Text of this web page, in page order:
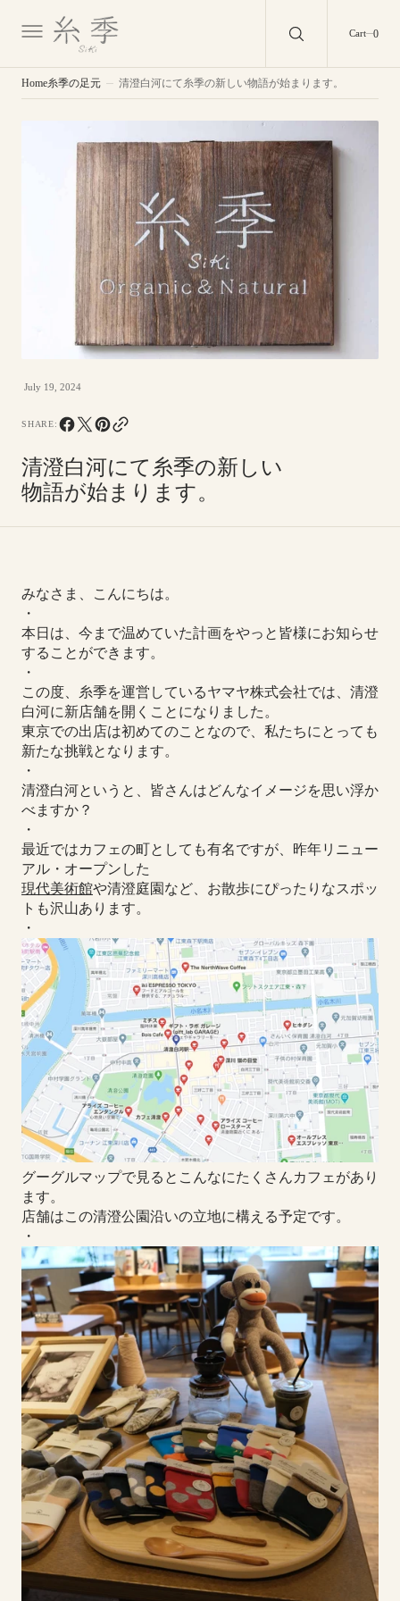
Cart 00
清澄白河にて糸季の新しい
物語が始まります。
Home糸季の足元 清澄白河にて糸季の新しい物語が始まります。
July 19, 2024
SHARE:
みなさま、こんにちは。
・
本日は、今まで温めていた計画をやっと皆様にお知らせ
することができます。
・
この度、糸季を運営しているヤマヤ株式会社では、清澄
白河に新店舗を開くことになりました。
東京での出店は初めてのことなので、私たちにとっても
新たな挑戦となります。
・
清澄白河というと、皆さんはどんなイメージを思い浮か
べますか？
・
最近ではカフェの町としても有名ですが、昨年リニュー
アル・オープンした
現代美術館や清澄庭園など、お散歩にぴったりなスポッ
トも沢山あります。
・
グーグルマップで見るとこんなにたくさんカフェがあり
ます。
店舗はこの清澄公園沿いの立地に構える予定です。
・